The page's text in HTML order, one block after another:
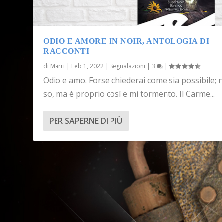
ODIO E AMORE IN NOIR, ANTOLOGIA DI
RACCONTI
di Marri | Feb 1, 2022 | Segnalazioni |3 |
Odio e amo. Forse chiederai come sia possibile;
so, ma è proprio così e mi tormento. Il Carme...
PER SAPERNE DI PIÙ